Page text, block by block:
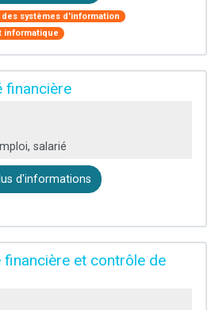
systèmes d'information
informatique
financière
salarié
d'informations
et contrôle de